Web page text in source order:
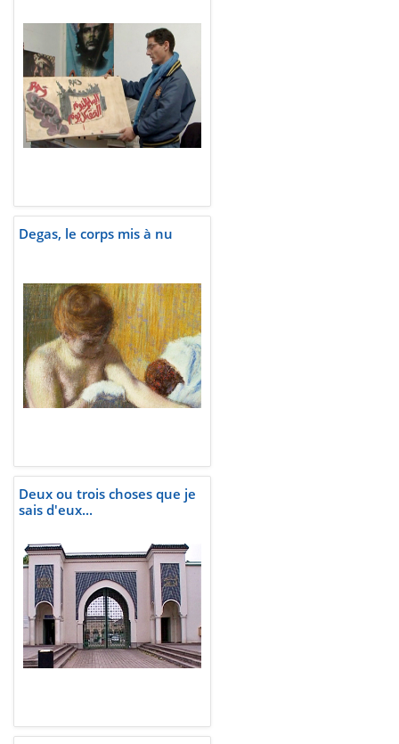
Degas, le corps mis à nu
Deux ou trois choses que je
sais d'eux...